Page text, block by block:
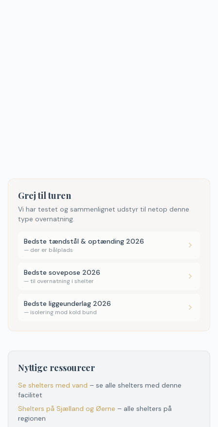
Grej til turen
Vi har testet og sammenlignet udstyr til netop denne
type overnatning.
Bedste tændstål & optænding 2026
— der er bålplads
Bedste sovepose 2026
— til overnatning i shelter
Bedste liggeunderlag 2026
— isolering mod kold bund
Nyttige ressourcer
Se shelters med vand – se alle shelters med denne
facilitet
Shelters på Sjælland og Øerne – alle shelters på
regionen